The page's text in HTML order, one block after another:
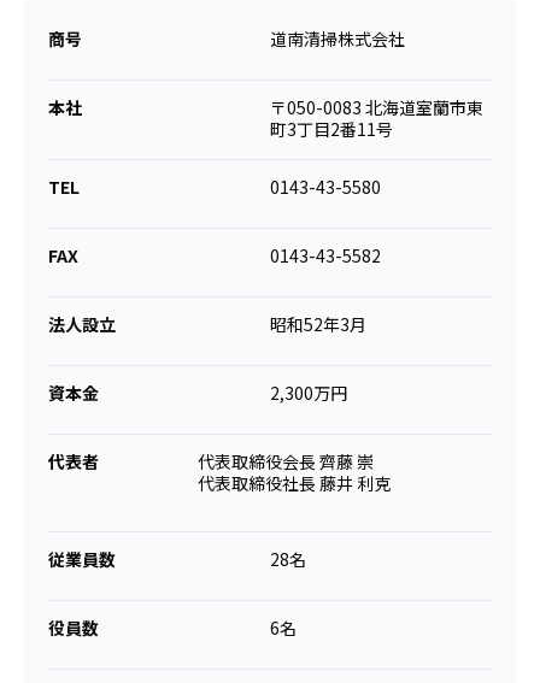
商号 道南清掃株式会社
本社
〒050-0083 北海道室蘭市東
町3丁目2番11号
TEL 0143-43-5580
FAX 0143-43-5582
法人設立 昭和52年3月
資本金 2,300万円
代表者
代表取締役会長 齊藤 崇
代表取締役社長 藤井 利克
従業員数 28名
役員数 6名